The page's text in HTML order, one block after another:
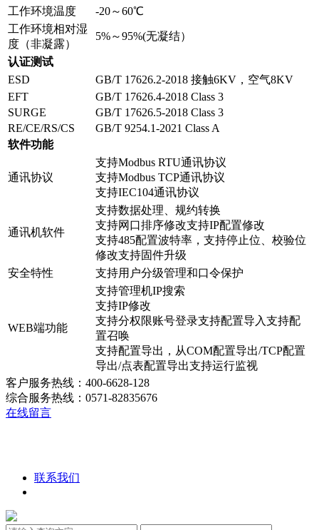
工作环境温度
-20～60℃
工作环境相对湿
度（非凝露）
5%～95%(无凝结）
认证测试
ESD
GB/T 17626.2-2018 接触6KV，空气8KV
EFT
GB/T 17626.4-2018 Class 3
SURGE
GB/T 17626.5-2018 Class 3
RE/CE/RS/CS
GB/T 9254.1-2021 Class A
软件功能
通讯协议
支持Modbus RTU通讯协议
支持Modbus TCP通讯协议
支持IEC104通讯协议
通讯机软件
支持数据处理、规约转换
支持网口排序修改支持IP配置修改
支持485配置波特率，支持停止位、校验位
修改支持固件升级
安全特性
支持用户分级管理和口令保护
WEB端功能
支持管理机IP搜索
支持IP修改
支持分权限账号登录支持配置导入支持配
置召唤
支持配置导出，从COM配置导出/TCP配置
导出/点表配置导出支持运行监视
客户服务热线：400-6628-128
综合服务热线：0571-82835676
在线留言
联系我们